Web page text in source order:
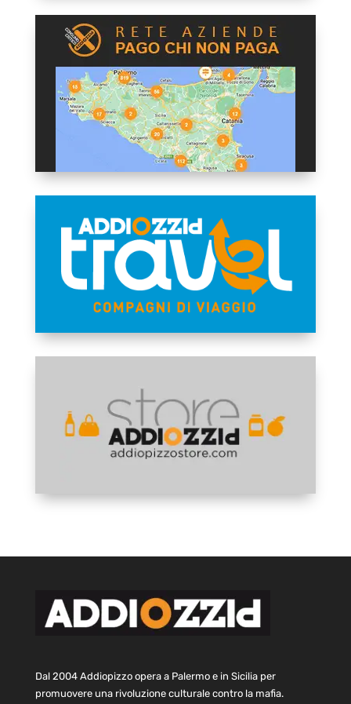
Dal 2004 Addiopizzo opera a Palermo e in Sicilia per
promuovere una rivoluzione culturale contro la mafia.